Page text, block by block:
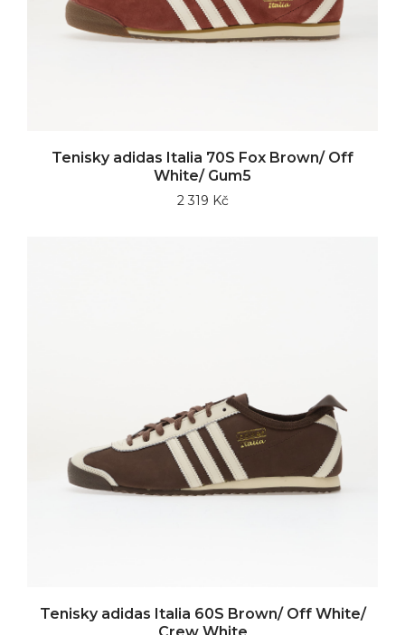
Tenisky adidas Italia 70S Fox Brown/ Off
White/ Gum5
2 319 Kč
Tenisky adidas Italia 60S Brown/ Off White/